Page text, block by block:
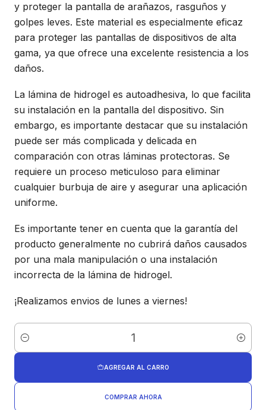
y proteger la pantalla de arañazos, rasguños y
golpes leves. Este material es especialmente eficaz
para proteger las pantallas de dispositivos de alta
gama, ya que ofrece una excelente resistencia a los
daños.
La lámina de hidrogel es autoadhesiva, lo que facilita
su instalación en la pantalla del dispositivo. Sin
embargo, es importante destacar que su instalación
puede ser más complicada y delicada en
comparación con otras láminas protectoras. Se
requiere un proceso meticuloso para eliminar
cualquier burbuja de aire y asegurar una aplicación
uniforme.
Es importante tener en cuenta que la garantía del
producto generalmente no cubrirá daños causados
por una mala manipulación o una instalación
incorrecta de la lámina de hidrogel.
¡Realizamos envios de lunes a viernes!
Cantidad
AGREGAR AL CARRO
COMPRAR AHORA